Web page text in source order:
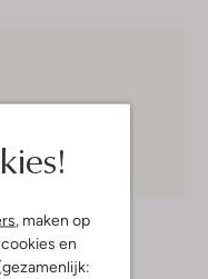
, maken op
en